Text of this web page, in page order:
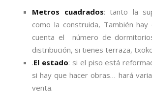
Metros cuadrados: tanto la
como la construida, También
cuenta el número de
distribución, si tienes terraza,
.El estado: si el piso está
si hay que hacer obras… hará
venta.